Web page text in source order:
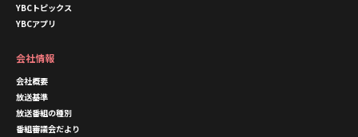
YBCトピックス
YBCアプリ
会社情報
会社概要
放送基準
放送番組の種別
番組審議会だより